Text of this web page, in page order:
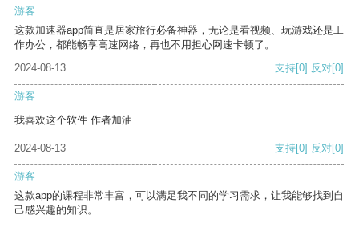
游客
这款加速器app简直是居家旅行必备神器，无论是看视频、玩游戏还是工
作办公，都能畅享高速网络，再也不用担心网速卡顿了。
2024-08-13
支持[0] 反对[0]
游客
我喜欢这个软件 作者加油
2024-08-13 支持[0] 反对[0]
游客
这款app的课程非常丰富，可以满足我不同的学习需求，让我能够找到自
己感兴趣的知识。